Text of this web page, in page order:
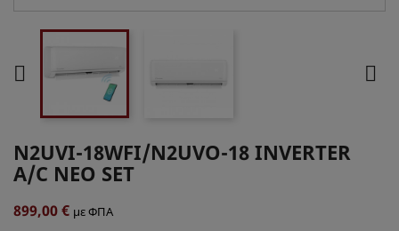
 
N2UVI-18WFI/N2UVO-18 INVERTER
A/C NEO SET
899,00 € με ΦΠΑ